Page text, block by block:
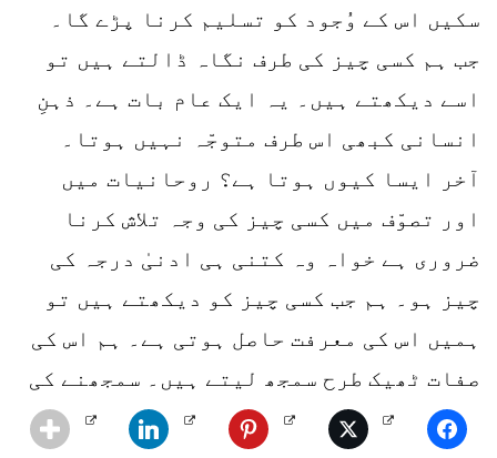
سکیں اس کے وُجود کو تسلیم کرنا پڑے گا۔
جب ہم کسی چیز کی طرف نگاہ ڈالتے ہیں تو
اسے دیکھتے ہیں۔ یہ ایک عام بات ہے۔ ذہنِ
انسانی کبھی اس طرف متوجّہ نہیں ہوتا۔
آخر ایسا کیوں ہوتا ہے؟ روحانیات میں
اور تصوّف میں کسی چیز کی وجہ تلاش کرنا
ضروری ہے خواہ وہ کتنی ہی ادنیٰ درجہ کی
چیز ہو۔ ہم جب کسی چیز کو دیکھتے ہیں تو
ہمیں اس کی معرفت حاصل ہوتی ہے۔ ہم اس کی
صفات ٹھیک طرح سمجھ لیتے ہیں۔ سمجھنے کی
نسبت ذہن کے استعمال کی گہرائی سے تعلّق